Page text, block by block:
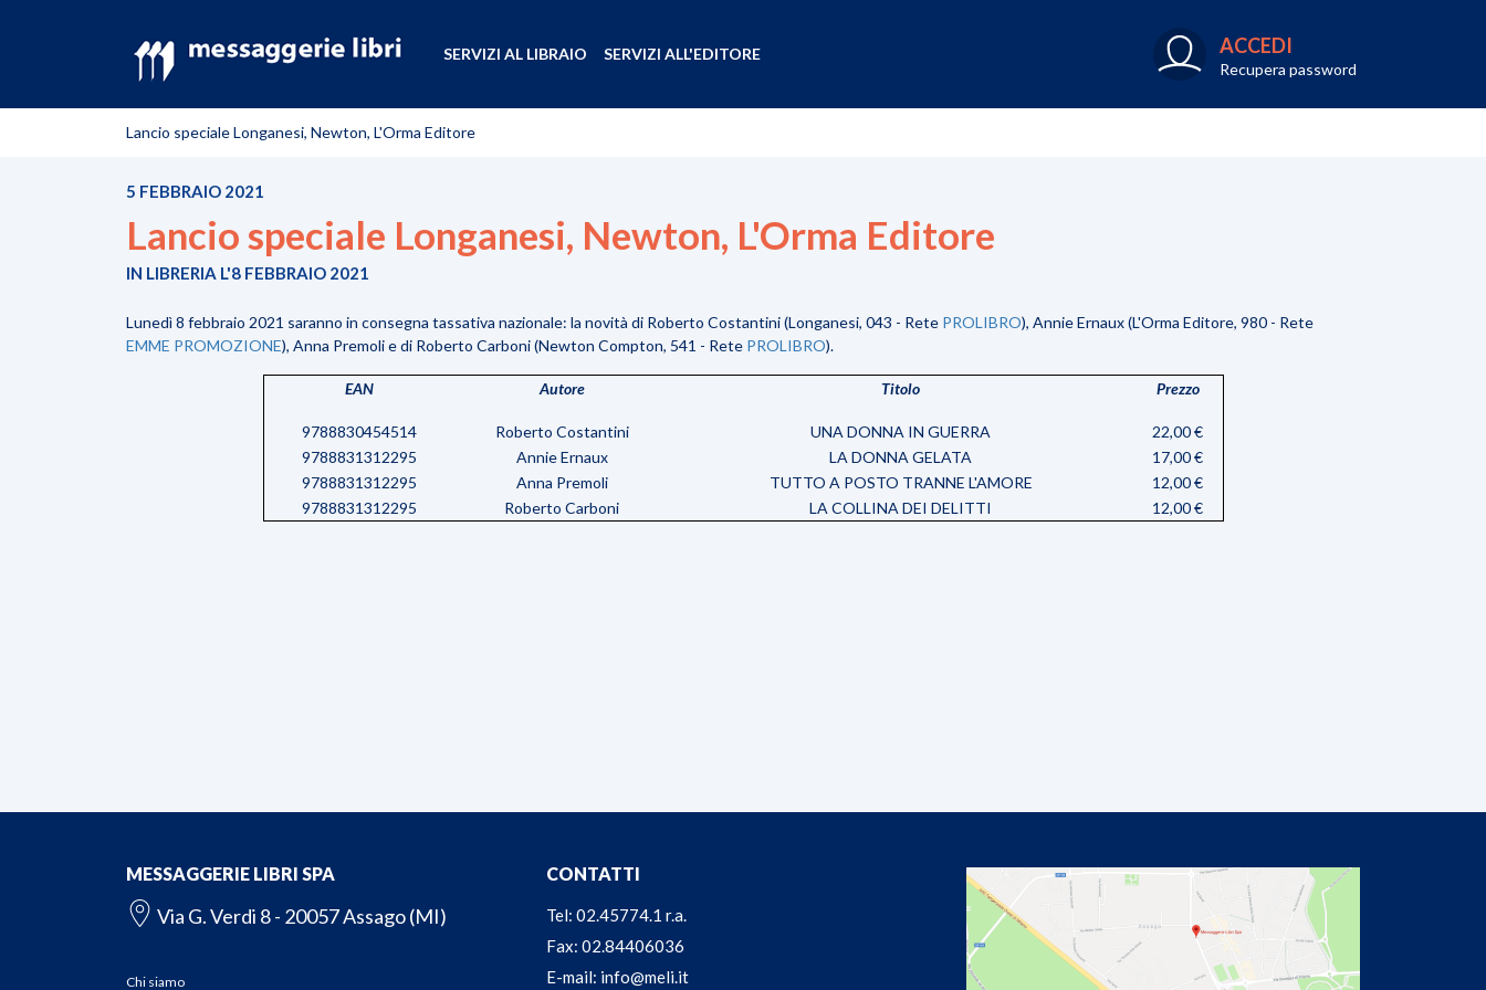
ACCEDI
Recupera password
SERVIZI AL LIBRAIO SERVIZI ALL'EDITORE
Lancio speciale Longanesi, Newton, L'Orma Editore
5 FEBBRAIO 2021
Lancio speciale Longanesi, Newton, L'Orma Editore
IN LIBRERIA L'8 FEBBRAIO 2021
Lunedì 8 febbraio 2021 saranno in consegna tassativa nazionale: la novità di Roberto Costantini (Longanesi, 043 - Rete PROLIBRO)​, Annie Ernaux (L'Orma Editore, 980 - Rete
EMME PROMOZIONE), Anna Premoli e di Roberto Carboni (Newton Compton, 541 - Rete PROLIBRO).
EAN Autore Titolo Prezzo
9788830454514 Roberto Costantini UNA DONNA IN GUERRA
22,00 €
9788831312295
Annie Ernaux LA DONNA GELATA
17,00 €
9788831312295
Anna Premoli TUTTO A POSTO TRANNE L'AMORE
12,00 €
9788831312295
Roberto Carboni LA COLLINA DEI DELITTI 12,00 €
MESSAGGERIE LIBRI SPA
Via G. Verdi 8 - 20057 Assago (MI)
Chi siamo
CONTATTI
Tel: 02.45774.1 r.a.
Fax: 02.84406036
E-mail: info@meli.it